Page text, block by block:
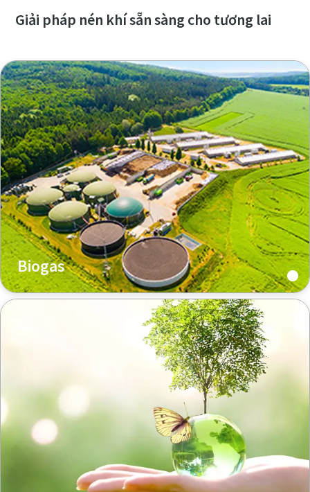
Giải pháp nén khí sẵn sàng cho tương lai
Biogas